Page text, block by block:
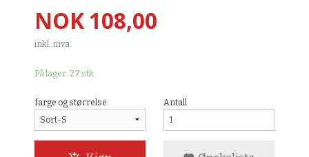
Pris
NOK108,00
inkl. mva.
På lager: 27 stk.
farge og størrelse Antall